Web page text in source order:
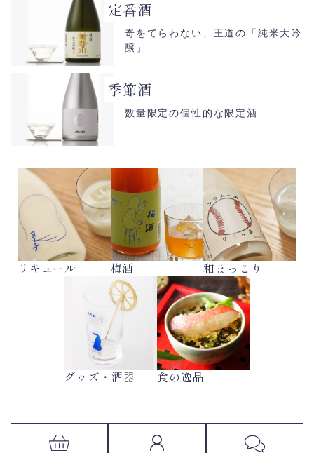
定番酒
奇をてらわない、王道の「純米大吟
醸」
季節酒
数量限定の個性的な限定酒
リキュール 梅酒 和まっこり
グッズ・酒器 食の逸品